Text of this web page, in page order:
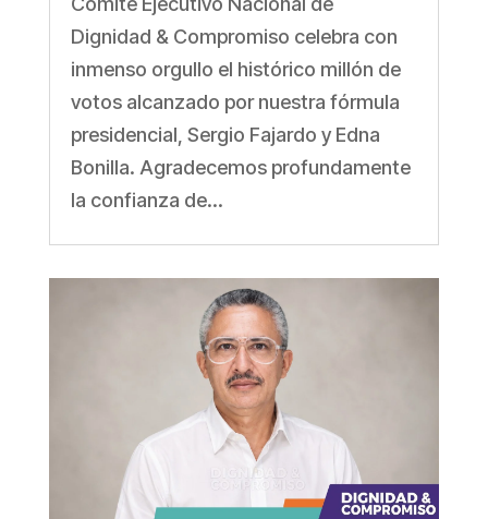
Dignidad & Compromiso celebra con
inmenso orgullo el histórico millón de
votos alcanzado por nuestra fórmula
presidencial, Sergio Fajardo y Edna
Bonilla. Agradecemos profundamente
la confianza de...